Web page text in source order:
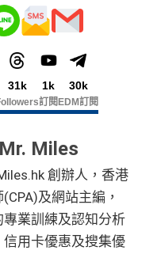
31k 1k
訂閱
30k
EDM訂閱
Miles
創辦人，香港
及網站主編，
業訓練及認知分析
用卡優惠及搜集優